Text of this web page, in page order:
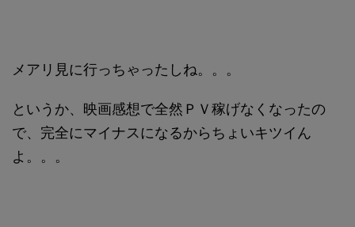
メアリ見に行っちゃったしね。。。
というか、映画感想で全然ＰＶ稼げなくなったの
で、完全にマイナスになるからちょいキツイん
よ。。。